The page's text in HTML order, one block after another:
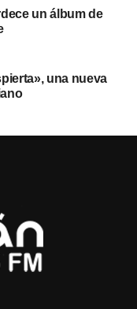
un álbum de
una nueva